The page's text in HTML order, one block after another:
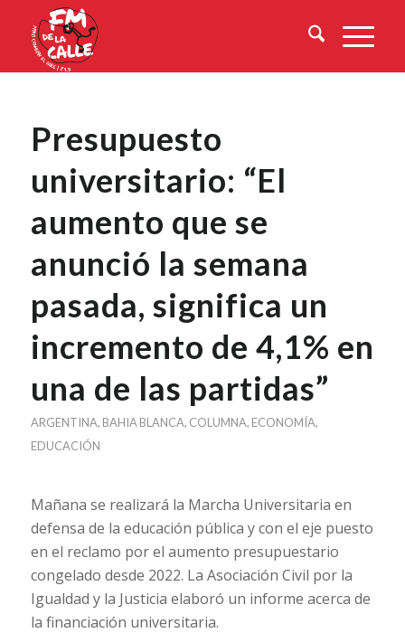
Presupuesto
universitario: “El
aumento que se
anunció la semana
pasada, significa un
incremento de 4,1% en
una de las partidas”
ARGENTINA, BAHIA BLANCA, COLUMNA, ECONOMÍA,
EDUCACIÓN
Mañana se realizará la Marcha Universitaria en
defensa de la educación pública y con el eje puesto
en el reclamo por el aumento presupuestario
congelado desde 2022. La Asociación Civil por la
Igualdad y la Justicia elaboró un informe acerca de
la financiación universitaria.